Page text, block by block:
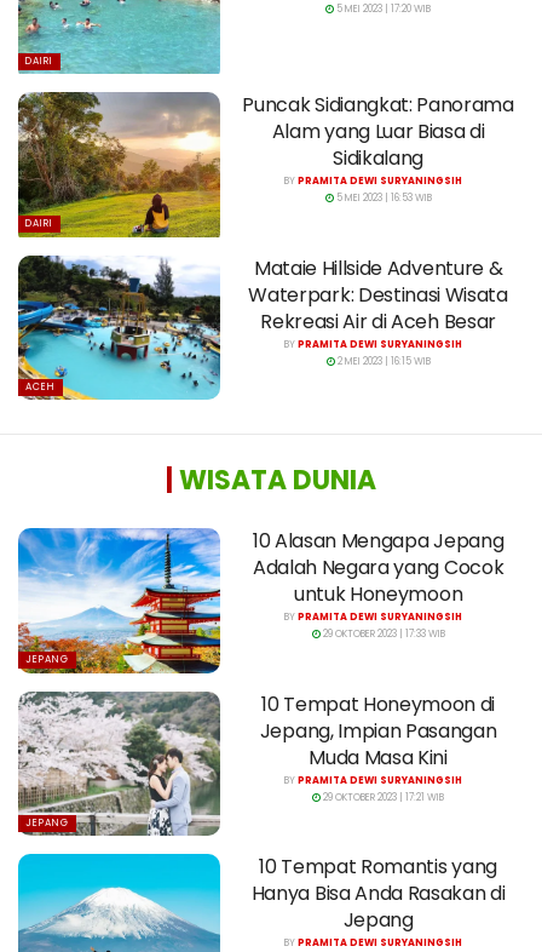
DAIRI
5 MEI 2023 | 17:20 WIB
DAIRI
Puncak Sidiangkat: Panorama
Alam yang Luar Biasa di
Sidikalang
BYPRAMITA DEWI SURYANINGSIH
5 MEI 2023 | 16:53 WIB
ACEH
Mataie Hillside Adventure &
Waterpark: Destinasi Wisata
Rekreasi Air di Aceh Besar
BYPRAMITA DEWI SURYANINGSIH
2 MEI 2023 | 16:15 WIB
WISATA DUNIA
JEPANG
10 Alasan Mengapa Jepang
Adalah Negara yang Cocok
untuk Honeymoon
BYPRAMITA DEWI SURYANINGSIH
29 OKTOBER 2023 | 17:33 WIB
JEPANG
10 Tempat Honeymoon di
Jepang, Impian Pasangan
Muda Masa Kini
BYPRAMITA DEWI SURYANINGSIH
29 OKTOBER 2023 | 17:21 WIB
10 Tempat Romantis yang
Hanya Bisa Anda Rasakan di
Jepang
BYPRAMITA DEWI SURYANINGSIH